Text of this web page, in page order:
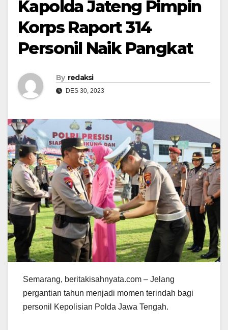
Kapolda Jateng Pimpin
Korps Raport 314
Personil Naik Pangkat
By redaksi
DES 30, 2023
Semarang, beritakisahnyata.com – Jelang
pergantian tahun menjadi momen terindah bagi
personil Kepolisian Polda Jawa Tengah.